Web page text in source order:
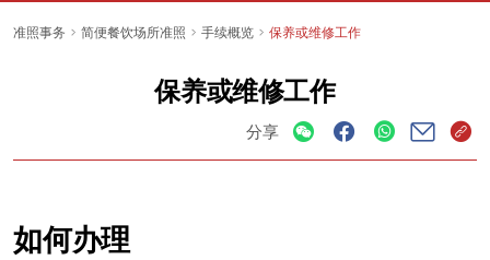
准照事务 简便餐饮场所准照 手续概览 保养或维修工作
保养或维修工作
分享
如何办理